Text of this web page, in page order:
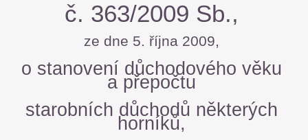
č. 363/2009 Sb.,
ze dne 5. října 2009,
o stanovení důchodového věku
a přepočtu
starobních důchodů některých
horníků,